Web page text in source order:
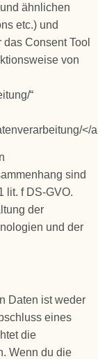
ähnlichen
etc.) und
Consent Tool
von
“
</
sind
lit. f DS-GVO.
der
und der
Daten ist weder
eines
die
Wenn du die